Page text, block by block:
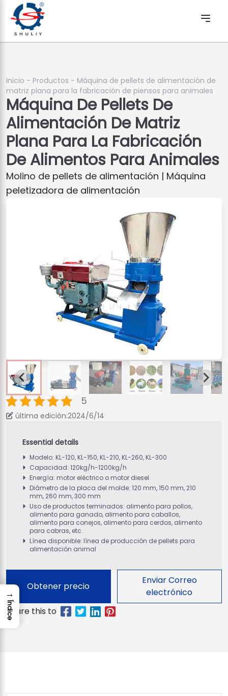
Inicio - Productos - Máquina de pellets de alimentación de
matriz plana para la fabricación de piensos para animales
Máquina De Pellets De
Alimentación De Matriz
Plana Para La Fabricación
De Alimentos Para Animales
Molino de pellets de alimentación | Máquina
peletizadora de alimentación
5
última edición:2024/6/14
Modelo: KL-120, KL-150, KL-210, KL-260, KL-300
Capacidad: 120kg/h-1200kg/h
Energía: motor eléctrico o motor diesel
Diámetro de la placa del molde: 120 mm, 150 mm, 210
mm, 260 mm, 300 mm
Uso de productos terminados: alimento para pollos,
alimento para ganado, alimento para caballos,
alimento para conejos, alimento para cerdos, alimento
para cabras, etc.
Línea disponible: línea de producción de pellets para
alimentación animal
Obtener precio
Enviar Correo
electrónico
→
Índice